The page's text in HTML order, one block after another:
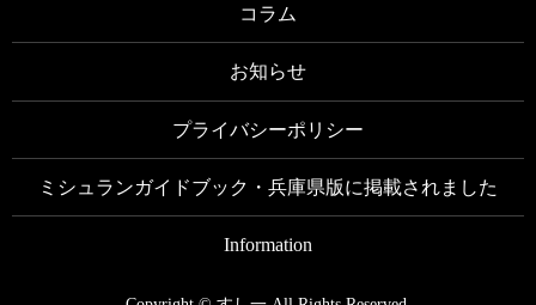
コラム
お知らせ
プライバシーポリシー
ミシュランガイドブック・兵庫県版に掲載されました
Information